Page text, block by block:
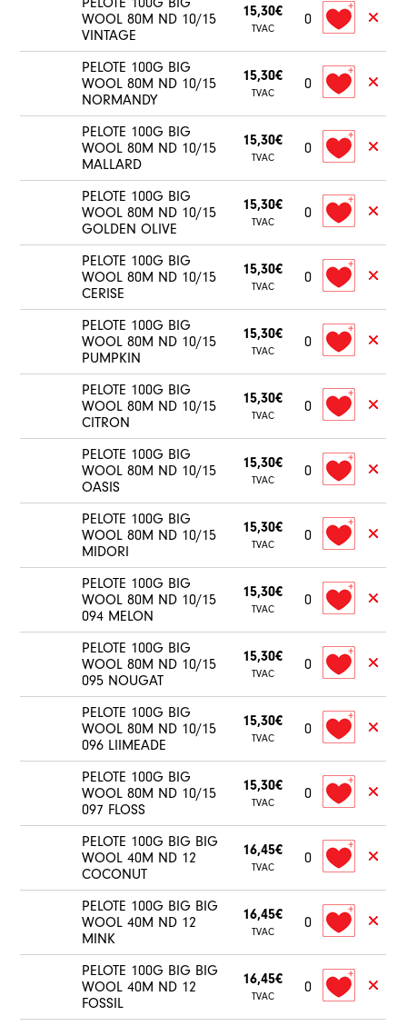
WOOL 80M ND 10/15
VINTAGE
15,30€
TVAC
0
PELOTE 100G BIG
WOOL 80M ND 10/15
NORMANDY
15,30€
TVAC
0
PELOTE 100G BIG
WOOL 80M ND 10/15
MALLARD
15,30€
TVAC
0
PELOTE 100G BIG
WOOL 80M ND 10/15
GOLDEN OLIVE
15,30€
TVAC
0
PELOTE 100G BIG
WOOL 80M ND 10/15
CERISE
15,30€
TVAC
0
PELOTE 100G BIG
WOOL 80M ND 10/15
PUMPKIN
15,30€
TVAC
0
PELOTE 100G BIG
WOOL 80M ND 10/15
CITRON
15,30€
TVAC
0
PELOTE 100G BIG
WOOL 80M ND 10/15
OASIS
15,30€
TVAC
0
PELOTE 100G BIG
WOOL 80M ND 10/15
MIDORI
15,30€
TVAC
0
PELOTE 100G BIG
WOOL 80M ND 10/15
094 MELON
15,30€
TVAC
0
PELOTE 100G BIG
WOOL 80M ND 10/15
095 NOUGAT
15,30€
TVAC
0
PELOTE 100G BIG
WOOL 80M ND 10/15
096 LIIMEADE
15,30€
TVAC
0
PELOTE 100G BIG
WOOL 80M ND 10/15
097 FLOSS
15,30€
TVAC
0
PELOTE 100G BIG BIG
WOOL 40M ND 12
COCONUT
16,45€
TVAC
0
PELOTE 100G BIG BIG
WOOL 40M ND 12
MINK
16,45€
TVAC
0
PELOTE 100G BIG BIG
WOOL 40M ND 12
FOSSIL
16,45€
TVAC
0